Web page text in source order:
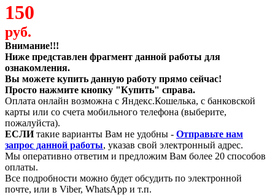
150
руб.
Внимание!!!
Ниже представлен фрагмент данной работы для
ознакомления.
Вы можете купить данную работу прямо сейчас!
Просто нажмите кнопку "Купить" справа.
Оплата онлайн возможна с Яндекс.Кошелька, с банковской
карты или со счета мобильного телефона (выберите,
пожалуйста).
ЕСЛИтакие варианты Вам не удобны - Отправьте нам
запрос данной работы, указав свой электронный адрес.
Мы оперативно ответим и предложим Вам более 20 способов
оплаты.
Все подробности можно будет обсудить по электронной
почте, или в Viber, WhatsApp и т.п.